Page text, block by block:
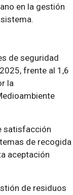
en la gestión
de seguridad
frente al 1,6
la
satisfacción
de recogida
aceptación
de residuos